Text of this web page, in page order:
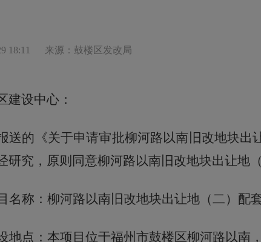
18:11 来源：鼓楼区发改局
建设中心 ：
送的《关于申请审批柳河路以南旧改地块出
研究，原则同意柳河路以南旧改地块出让地
名称： 柳河路以南旧改地块出让地（二）配
地点： 本项目位于福州市鼓楼区柳河路以南